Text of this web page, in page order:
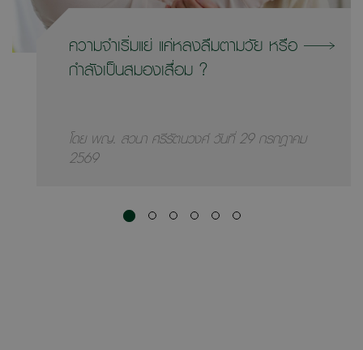
ความจำเริ่มแย่ แค่หลงลืมตามวัย หรือ
กำลังเป็นสมองเสื่อม ?
โดย พญ. สวนา ศรีรัตนวงศ์ วันที่ 29 กรกฎาคม
2569